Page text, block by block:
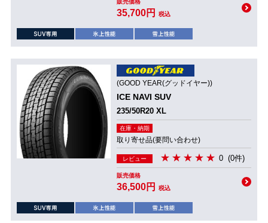
販売価格
35,700円 税込
(GOOD YEAR(グッドイヤー))
ICE NAVI SUV
235/50R20 XL
在庫・納期
取り寄せ品(要問い合わせ)
レビュー 0 (0件)
販売価格
36,500円 税込